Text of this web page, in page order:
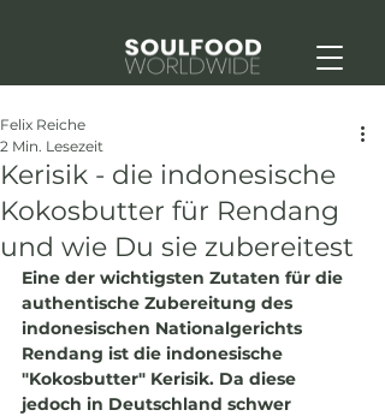
Kerisik - die indonesische
Kokosbutter für Rendang
und wie Du sie zubereitest
Felix Reiche
2 Min. Lesezeit
Eine der wichtigsten Zutaten für die
authentische Zubereitung des
indonesischen Nationalgerichts
Rendang ist die indonesische
"Kokosbutter" Kerisik. Da diese
jedoch in Deutschland schwer